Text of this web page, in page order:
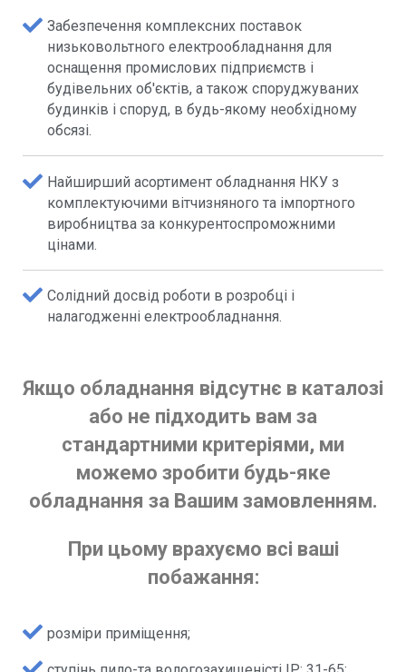
Забезпечення комплексних поставок
низьковольтного електрообладнання для
оснащення промислових підприємств і
будівельних об'єктів, а також споруджуваних
будинків і споруд, в будь-якому необхідному
обсязі.
Найширший асортимент обладнання НКУ з
комплектуючими вітчизняного та імпортного
виробництва за конкурентоспроможними
цінами.
Солідний досвід роботи в розробці і
налагодженні електрообладнання.
Якщо обладнання відсутнє в каталозі
або не підходить вам за
стандартними критеріями, ми
можемо зробити будь-яке
обладнання за Вашим замовленням.
При цьому врахуємо всі ваші
побажання:
розміри приміщення;